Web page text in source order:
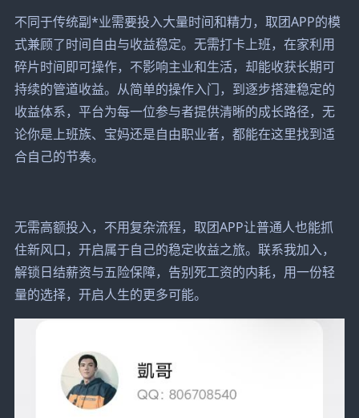
不同于传统副*业需要投入大量时间和精力，取团APP的模
式兼顾了时间自由与收益稳定。无需打卡上班，在家利用
碎片时间即可操作，不影响主业和生活，却能收获长期可
持续的管道收益。从简单的操作入门，到逐步搭建稳定的
收益体系，平台为每一位参与者提供清晰的成长路径，无
论你是上班族、宝妈还是自由职业者，都能在这里找到适
合自己的节奏。
无需高额投入，不用复杂流程，取团APP让普通人也能抓
住新风口，开启属于自己的稳定收益之旅。联系我加入，
解锁日结薪资与五险保障，告别死工资的内耗，用一份轻
量的选择，开启人生的更多可能。